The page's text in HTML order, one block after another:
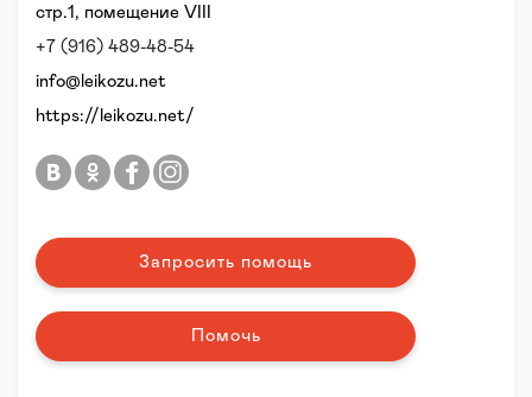
стр.1, помещение VIII
+7 (916) 489-48-54
info@leikozu.net
https://leikozu.net/
Запросить помощь
Помочь